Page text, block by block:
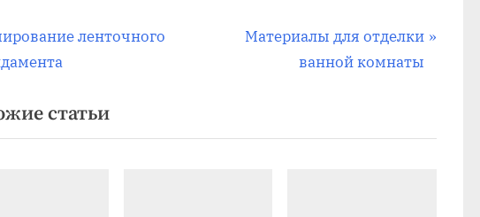
ленточного
С
у
Материалы для отделки
ванной комнаты
статьи